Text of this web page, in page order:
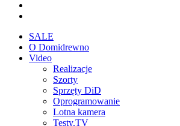
SALE
O Domidrewno
Video
Realizacje
Szorty
Sprzęty DiD
Oprogramowanie
Lotna kamera
Testy.TV